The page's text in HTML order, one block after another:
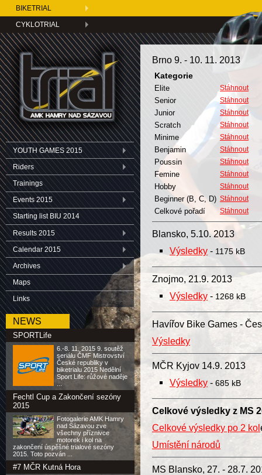
BIKETRIAL
CYKLOTRIAL
YOUTH GAMES 2015
Riders
Trainings
Events 2015
Starting list BIU 2014
Results 2015
Calendar 2015
Archives
Maps
Links
NEWS
SPORTLife
6.-8. 11. 2015 9. soutěž
seriálu ČMF Mistrovství
České republiky v
biketrialu 2015 Nedělní
Sport Life: růžové naděje
...
Fechtl Cup a Zakončení sezóny
2015
Fotogalerie AMK Hamry
nad Sázavou zve
všechny příznivce
motorek i kol na
zakončení úspěšné trialové sezóny
2015. Toto pozván ...
#7 MČR Kutná Hora
Brno 9. - 10. 11. 2013
Kategorie
Elite Stáhnout
Senior Stáhnout
Junior Stáhnout
Scratch Stáhnout
Minime Stáhnout
Benjamin Stáhnout
Poussin Stáhnout
Femine Stáhnout
Hobby Stáhnout
Beginner (B, C, D) Stáhnout
Celkové pořadí Stáhnout
Blansko, 5.10. 2013
Výsledky - 1175 kB
Znojmo, 21.9. 2013
Výsledky - 1268 kB
Havířov Bike Games -
Výsledky
MČR Kyjov 14.9. 2013
Výsledky - 685 kB
Celkové výsledky z MS
Celkové výsledky po 2 kol
Umístění národů
MS Blansko, 27. - 28.7.